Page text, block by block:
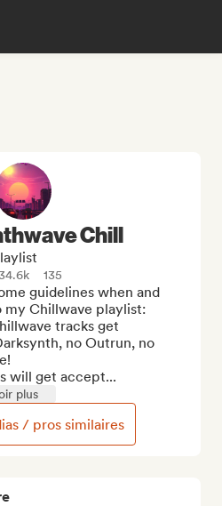
Chill
135
guidelines when and
Chillwave playlist:
tracks get
no Outrun, no
will get accept...
plus
/ pros similaires